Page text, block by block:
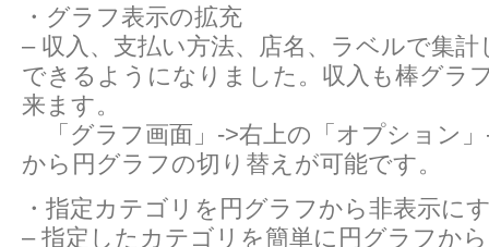
・グラフ表示の拡充
– 収入、支払い方法、店名、ラベルで集
できるようになりました。収入も棒グラ
来ます。
「グラフ画面」->右上の「オプション
から円グラフの切り替えが可能です。
・指定カテゴリを円グラフから非表示に
– 指定したカテゴリを簡単に円グラフか